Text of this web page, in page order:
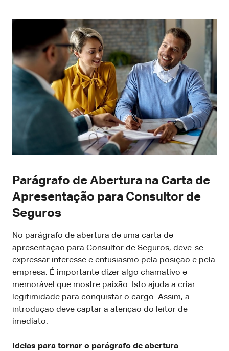
Parágrafo de Abertura na Carta de
Apresentação para Consultor de
Seguros
No parágrafo de abertura de uma carta de
apresentação para Consultor de Seguros, deve-se
expressar interesse e entusiasmo pela posição e pela
empresa. É importante dizer algo chamativo e
memorável que mostre paixão. Isto ajuda a criar
legitimidade para conquistar o cargo. Assim, a
introdução deve captar a atenção do leitor de
imediato.
Ideias para tornar o parágrafo de abertura